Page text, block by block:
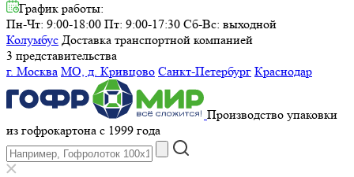
График работы:
Пн-Чт: 9:00-18:00 Пт: 9:00-17:30 Сб-Вс: выходной
Колумбус Доставка транспортной компанией
3 представительства
г. Москва МО, д. Кривцово Санкт-Петербург Краснодар
Производство упаковки
из гофрокартона с 1999 года